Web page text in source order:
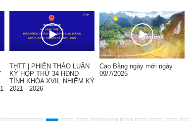
THTT | PHIÊN THẢO LUẬN
KỲ HỌP THỨ 34 HĐND
TỈNH KHÓA XVII, NHIỆM KỲ
2021 - 2026
Cao Bằng ngày mới ngày
09/7/2025